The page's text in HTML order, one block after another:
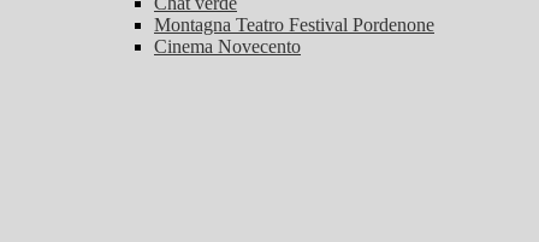
Montagna Teatro Festival Pordenone
Cinema Novecento